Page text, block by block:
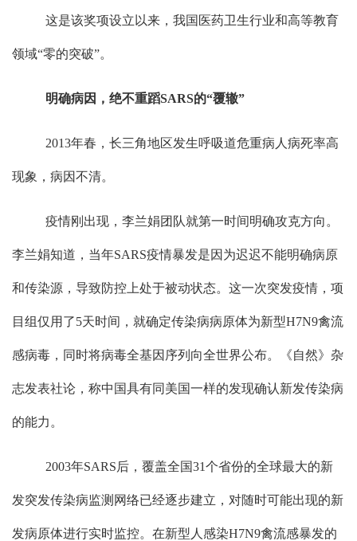
这是该奖项设立以来，我国医药卫生行业和高等教育
领域“零的突破”。
明确病因，绝不重蹈SARS的“覆辙”
2013年春，长三角地区发生呼吸道危重病人病死率高
现象，病因不清。
疫情刚出现，李兰娟团队就第一时间明确攻克方向。
李兰娟知道，当年SARS疫情暴发是因为迟迟不能明确病原
和传染源，导致防控上处于被动状态。这一次突发疫情，项
目组仅用了5天时间，就确定传染病病原体为新型H7N9禽流
感病毒，同时将病毒全基因序列向全世界公布。《自然》杂
志发表社论，称中国具有同美国一样的发现确认新发传染病
的能力。
2003年SARS后，覆盖全国31个省份的全球最大的新
发突发传染病监测网络已经逐步建立，对随时可能出现的新
发病原体进行实时监控。在新型人感染H7N9禽流感暴发的